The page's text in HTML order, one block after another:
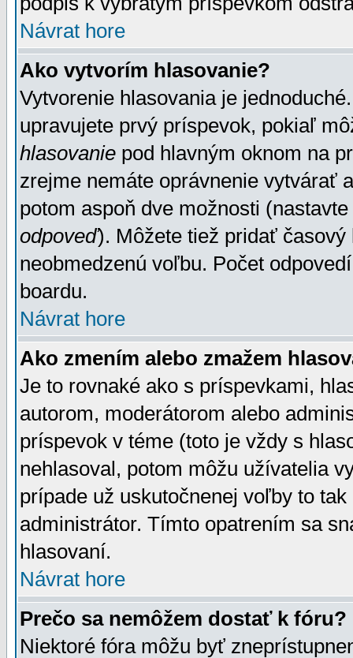
Návrat hore
Ako vytvorím hlasovanie?
Vytvorenie hlasovania je
upravujete prvý príspevok, pokiaľ
hlasovanie pod hlavným oknom na
zrejme nemáte oprávnenie vytvárať
potom aspoň dve možnosti
odpoveď). Môžete tiež pridať
neobmedzenú voľbu. Počet
boardu.
Návrat hore
Ako zmením alebo zmažem
Je to rovnaké ako s príspevkami,
autorom, moderátorom alebo
príspevok v téme (toto je vždy s
nehlasoval, potom môžu užívatelia
prípade už uskutočnenej voľby to
administrátor. Tímto opatrením sa
hlasovaní.
Návrat hore
Prečo sa nemôžem dostať k fóru?
Niektoré fóra môžu byť